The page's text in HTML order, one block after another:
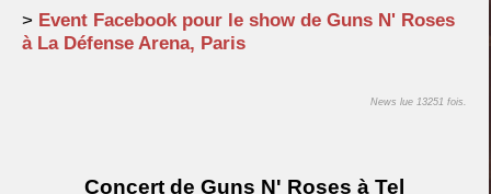
> Event Facebook pour le show de Guns N' Roses
à La Défense Arena, Paris
News lue 13251 fois.
Concert de Guns N' Roses à Tel